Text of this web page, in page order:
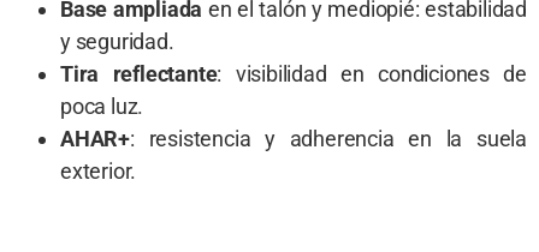
Base ampliada en el talón y mediopié: estabilidad
y seguridad.
Tira reflectante: visibilidad en condiciones de
poca luz.
AHAR+: resistencia y adherencia en la suela
exterior.